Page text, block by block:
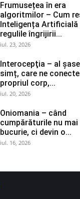
Frumusețea în era
algoritmilor – Cum
Inteligența Artificială
regulile îngrijirii...
iul. 23, 2026
Interocepţia – al
simț, care ne
propriul corp,...
iul. 20, 2026
Oniomania – când
cumpărăturile nu mai
bucurie, ci devin o...
iul. 16, 2026